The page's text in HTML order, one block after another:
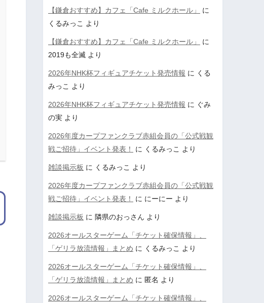
【鎌倉おすすめ】カフェ「Cafe ミルクホール」
に
くるみっこ より
【鎌倉おすすめ】カフェ「Cafe ミルクホール」
に
2019も全滅 より
2026年NHK杯フィギュアチケット発売情報 に くる
みっこ より
2026年NHK杯フィギュアチケット発売情報 に ぐみ
の実 より
2026年度カープファンクラブ赤組会員の「公式戦観
戦ご招待」イベント発表！
に くるみっこ より
雑談掲示板 に くるみっこ より
2026年度カープファンクラブ赤組会員の「公式戦観
戦ご招待」イベント発表！
に にーにー より
雑談掲示板 に 隣県のおっさん より
2026オールスターゲーム「チケット確保情報」、
「ゲリラ放流情報」まとめ に くるみっこ より
2026オールスターゲーム「チケット確保情報」、
「ゲリラ放流情報」まとめ に 匿名 より
2026オールスターゲーム「チケット確保情報」、